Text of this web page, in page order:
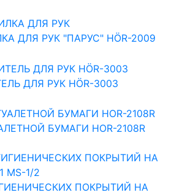
ДЛЯ РУК "ПАРУС" HÖR-2009
ДЛЯ РУК HÖR-3003
БУМАГИ HOR-2108R
ПОКРЫТИЙ НА